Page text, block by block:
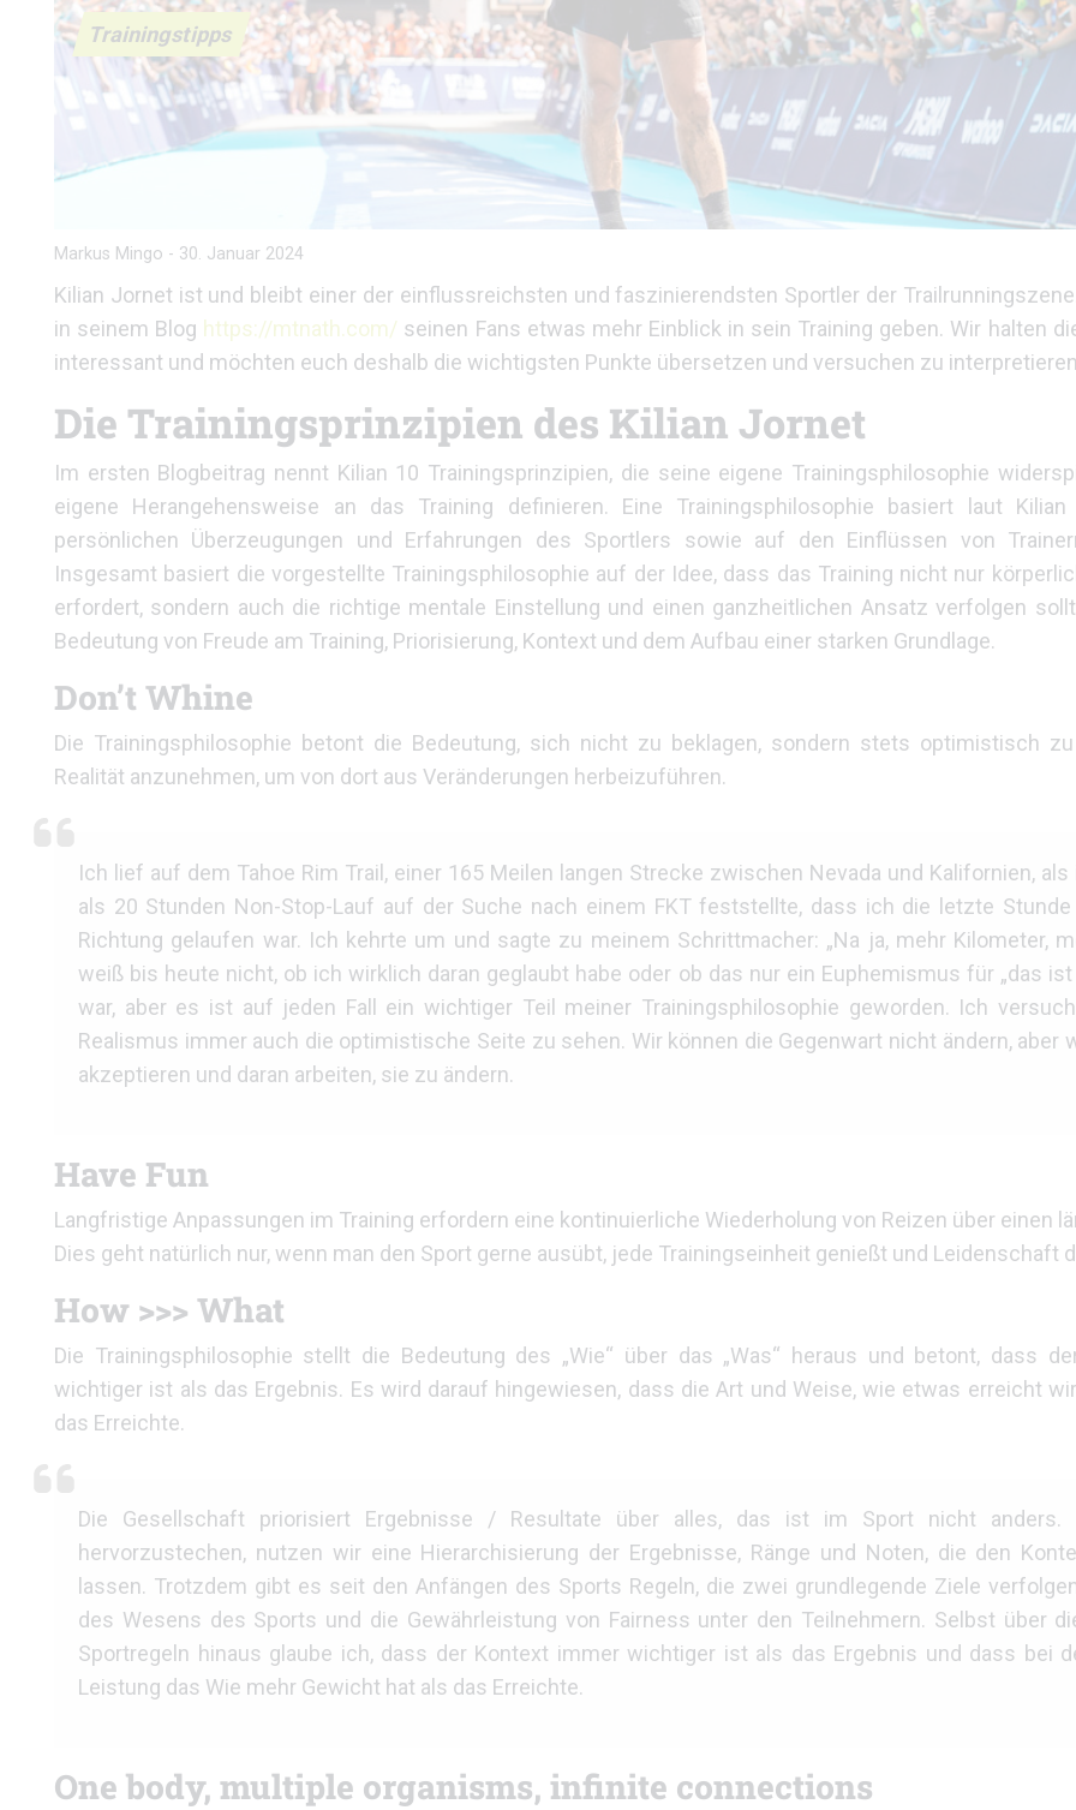
Trainingstipps
Markus Mingo - 30. Januar 2024
Kilian Jornet ist und bleibt einer der einflussreichsten und faszinierendsten Sportler der
in seinem Blog https://mtnath.com/ seinen Fans etwas mehr Einblick in sein Training geben. Wir halten
interessant und möchten euch deshalb die wichtigsten Punkte übersetzen und versuchen zu
Die Trainingsprinzipien des Kilian Jornet
Im ersten Blogbeitrag nennt Kilian 10 Trainingsprinzipien, die seine eigene Trainingsphilosophie
eigene Herangehensweise an das Training definieren. Eine Trainingsphilosophie basiert laut
persönlichen Überzeugungen und Erfahrungen des Sportlers sowie auf den Einflüssen von
Insgesamt basiert die vorgestellte Trainingsphilosophie auf der Idee, dass das Training nicht nur
erfordert, sondern auch die richtige mentale Einstellung und einen ganzheitlichen Ansatz verfolgen
Bedeutung von Freude am Training, Priorisierung, Kontext und dem Aufbau einer starken Grundlage.
Don’t Whine
Die Trainingsphilosophie betont die Bedeutung, sich nicht zu beklagen, sondern stets optimistisch
Realität anzunehmen, um von dort aus Veränderungen herbeizuführen.
Ich lief auf dem Tahoe Rim Trail, einer 165 Meilen langen Strecke zwischen Nevada und Kalifornien,
als 20 Stunden Non-Stop-Lauf auf der Suche nach einem FKT feststellte, dass ich die letzte
Richtung gelaufen war. Ich kehrte um und sagte zu meinem Schrittmacher: „Na ja, mehr Kilometer,
weiß bis heute nicht, ob ich wirklich daran geglaubt habe oder ob das nur ein Euphemismus für „das
war, aber es ist auf jeden Fall ein wichtiger Teil meiner Trainingsphilosophie geworden. Ich
Realismus immer auch die optimistische Seite zu sehen. Wir können die Gegenwart nicht ändern, aber
akzeptieren und daran arbeiten, sie zu ändern.
Have Fun
Langfristige Anpassungen im Training erfordern eine kontinuierliche Wiederholung von Reizen über einen
Dies geht natürlich nur, wenn man den Sport gerne ausübt, jede Trainingseinheit genießt und Leidenschaft
How >>> What
Die Trainingsphilosophie stellt die Bedeutung des „Wie“ über das „Was“ heraus und betont, dass
wichtiger ist als das Ergebnis. Es wird darauf hingewiesen, dass die Art und Weise, wie etwas erreicht
das Erreichte.
Die Gesellschaft priorisiert Ergebnisse / Resultate über alles, das ist im Sport nicht anders.
hervorzustechen, nutzen wir eine Hierarchisierung der Ergebnisse, Ränge und Noten, die den
lassen. Trotzdem gibt es seit den Anfängen des Sports Regeln, die zwei grundlegende Ziele
des Wesens des Sports und die Gewährleistung von Fairness unter den Teilnehmern. Selbst über
Sportregeln hinaus glaube ich, dass der Kontext immer wichtiger ist als das Ergebnis und dass bei
Leistung das Wie mehr Gewicht hat als das Erreichte.
One body, multiple organisms, infinite connections